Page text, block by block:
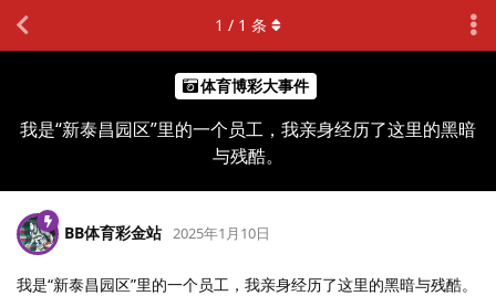
体育博彩大事件
我是“新泰昌园区”里的一个员工，我亲身经历了这里的黑暗
与残酷。
1 / 1 条
BB体育彩金站 2025年1月10日
我是“新泰昌园区”里的一个员工，我亲身经历了这里的黑暗与残酷。